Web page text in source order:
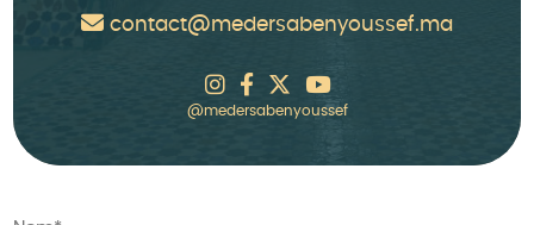
contact@medersabenyoussef.ma
@medersabenyoussef